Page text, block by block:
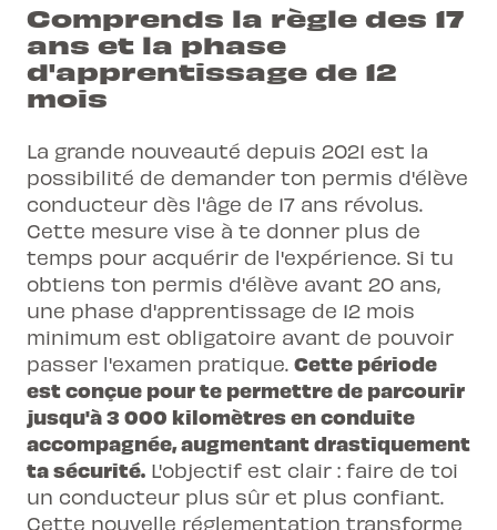
Comprends la règle des 17
ans et la phase
d'apprentissage de 12
mois
La grande nouveauté depuis 2021 est la
possibilité de demander ton permis d'élève
conducteur dès l'âge de 17 ans révolus.
Cette mesure vise à te donner plus de
temps pour acquérir de l'expérience. Si tu
obtiens ton permis d'élève avant 20 ans,
une phase d'apprentissage de 12 mois
minimum est obligatoire avant de pouvoir
passer l'examen pratique. Cette période
est conçue pour te permettre de parcourir
jusqu'à 3 000 kilomètres en conduite
accompagnée, augmentant drastiquement
ta sécurité. L'objectif est clair : faire de toi
un conducteur plus sûr et plus confiant.
Cette nouvelle réglementation transforme